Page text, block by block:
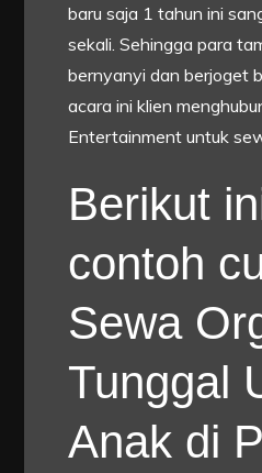
baru saja 1 tahun ini
sekali. Sehingga para
bernyanyi dan berjoget
acara ini klien
Entertainment untuk
Berikut
contoh
Sewa
Tunggal
Anak di